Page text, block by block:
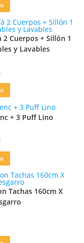
Cuerpos + Sillón 1
y Lavables
+ 3 Puff Lino
Tachas 160cm X